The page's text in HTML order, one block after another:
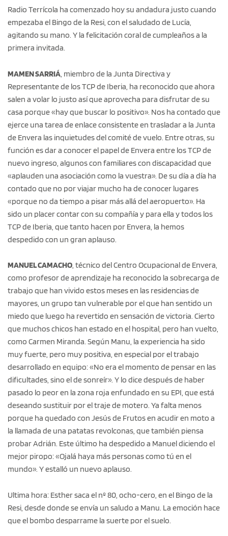
Radio Terrícola ha comenzado hoy su andadura justo cuando
empezaba el Bingo de la Resi, con el saludado de Lucía,
agitando su mano. Y la felicitación coral de cumpleaños a la
primera invitada.
MAMEN SARRIÁ , miembro de la Junta Directiva y
Representante de los TCP de Iberia, ha reconocido que ahora
salen a volar lo justo así que aprovecha para disfrutar de su
casa porque «hay que buscar lo positivo». Nos ha contado que
ejerce una tarea de enlace consistente en trasladar a la Junta
de Envera las inquietudes del comité de vuelo. Entre otras, su
función es dar a conocer el papel de Envera entre los TCP de
nuevo ingreso, algunos con familiares con discapacidad que
«aplauden una asociación como la vuestra». De su día a día ha
contado que no por viajar mucho ha de conocer lugares
«porque no da tiempo a pisar más allá del aeropuerto». Ha
sido un placer contar con su compañía y para ella y todos los
TCP de Iberia, que tanto hacen por Envera, la hemos
despedido con un gran aplauso.
MANUEL CAMACHO, técnico del Centro Ocupacional de Envera,
como profesor de aprendizaje ha reconocido la sobrecarga de
trabajo que han vivido estos meses en las residencias de
mayores, un grupo tan vulnerable por el que han sentido un
miedo que luego ha revertido en sensación de victoria. Cierto
que muchos chicos han estado en el hospital, pero han vuelto,
como Carmen Miranda. Según Manu, la experiencia ha sido
muy fuerte, pero muy positiva, en especial por el trabajo
desarrollado en equipo: «No era el momento de pensar en las
dificultades, sino el de sonreír». Y lo dice después de haber
pasado lo peor en la zona roja enfundado en su EPI, que está
deseando sustituir por el traje de motero. Ya falta menos
porque ha quedado con Jesús de Frutos en acudir en moto a
la llamada de una patatas revolconas, que también piensa
probar Adrián. Este último ha despedido a Manuel diciendo el
mejor piropo: «Ojalá haya más personas como tú en el
mundo». Y estalló un nuevo aplauso.
Ultima hora: Esther saca el nº 80, ocho-cero, en el Bingo de la
Resi, desde donde se envía un saludo a Manu. La emoción hace
que el bombo desparrame la suerte por el suelo.